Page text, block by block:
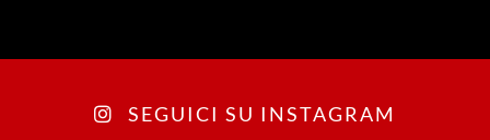
SEGUICI SU INSTAGRAM